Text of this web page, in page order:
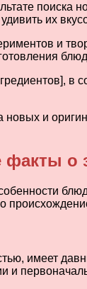
их
и
и
о
имеет
и